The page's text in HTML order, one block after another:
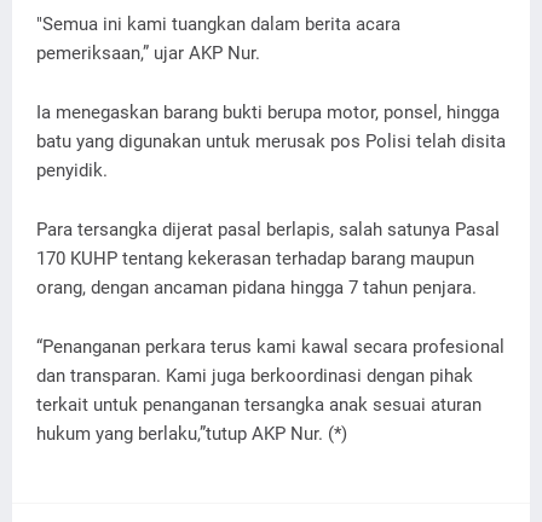
"Semua ini kami tuangkan dalam berita acara
pemeriksaan,” ujar AKP Nur.
Ia menegaskan barang bukti berupa motor, ponsel, hingga
batu yang digunakan untuk merusak pos Polisi telah disita
penyidik.
Para tersangka dijerat pasal berlapis, salah satunya Pasal
170 KUHP tentang kekerasan terhadap barang maupun
orang, dengan ancaman pidana hingga 7 tahun penjara.
“Penanganan perkara terus kami kawal secara profesional
dan transparan. Kami juga berkoordinasi dengan pihak
terkait untuk penanganan tersangka anak sesuai aturan
hukum yang berlaku,”tutup AKP Nur. (*)